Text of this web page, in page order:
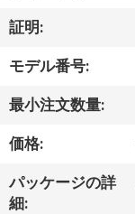
た
し
た
に
つ
証明:
モデル番号:
最小注文数量:
価格:
パッケージの詳
細: